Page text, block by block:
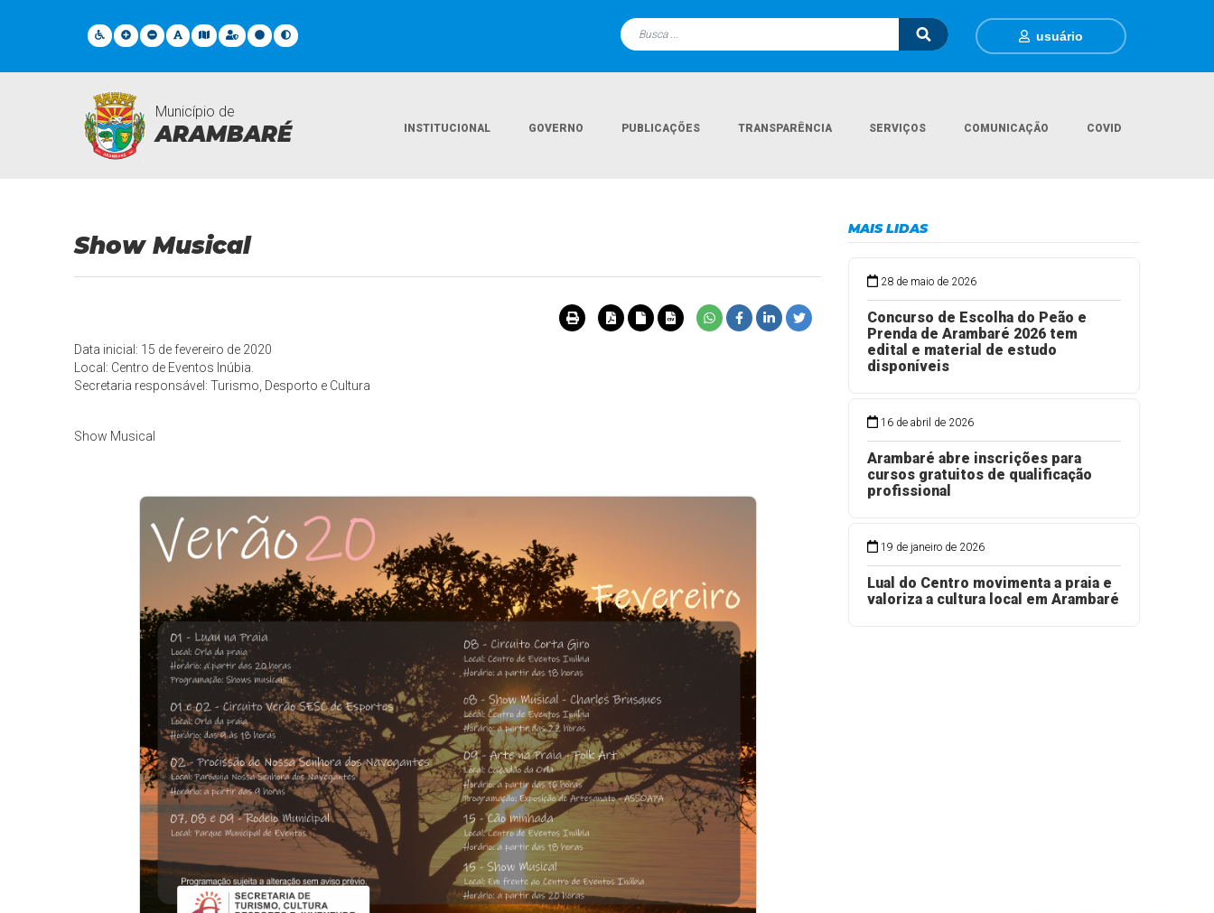
usuário
Município de
ARAMBARÉ INSTITUCIONAL GOVERNO PUBLICAÇÕES TRANSPARÊNCIA SERVIÇOS COMUNICAÇÃO COVID
Eventos
Show Musical
Data inicial: 15 de fevereiro de 2020
Local: Centro de Eventos Inúbia.
Secretaria responsável: Turismo, Desporto e Cultura
Show Musical
MAIS LIDAS
28 de maio de 2026
Concurso de Escolha do Peão e
Prenda de Arambaré 2026 tem
edital e material de estudo
disponíveis
16 de abril de 2026
Arambaré abre inscrições para
cursos gratuitos de qualificação
profissional
19 de janeiro de 2026
Lual do Centro movimenta a praia e
valoriza a cultura local em Arambaré